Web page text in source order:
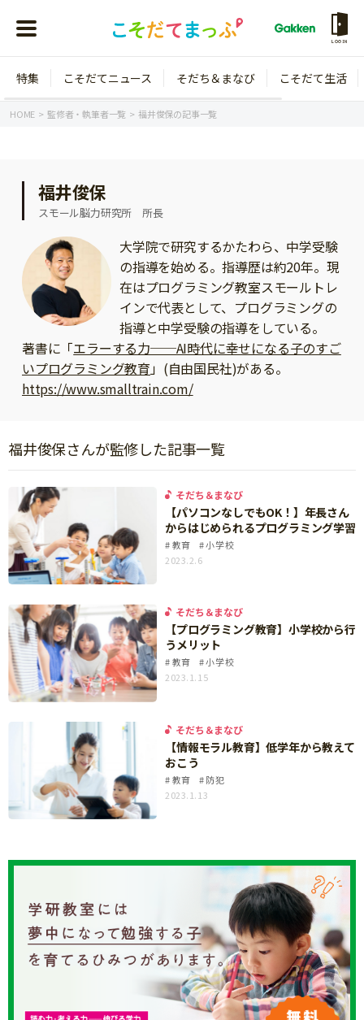
LOGIN
年齢から探す
0歳
1歳
2歳
3歳
年中
年長
小学1年生
小学2年生
小学3年生
小学4年生
小学5年生
特集
こそだてニュース
イベント
ニュース
そだち＆まなび
ワーク・ドリル
小学校
教育・学習
絵本・読み聞かせ
自由研究・工作
本・読書
運動・あそび・ゲーム
英語
知育
こそだて生活
ファッション・美容
行事・イベント
親子でいっしょに
人間関係
おでかけ
家族
料理
マネー
健康
特集 こそだてニュース そだち＆まなび こそだて生活
HOME 監修者・執筆者一覧 福井俊保の記事一覧
福井俊保
スモール脳力研究所 所長
大学院で研究するかたわら、中学受験
の指導を始める。指導歴は約20年。現
在はプログラミング教室スモールトレ
インで代表として、プログラミングの
指導と中学受験の指導をしている。
著書に「エラーする力──AI時代に幸せになる子のすご
いプログラミング教育」(自由国民社)がある。
https://www.smalltrain.com/
福井俊保さんが監修した記事一覧
そだち＆まなび
【パソコンなしでもOK！】年長さん
からはじめられるプログラミング学習
教育
小学校
2023.2.6
そだち＆まなび
【プログラミング教育】小学校から行
うメリット
教育
小学校
2023.1.15
そだち＆まなび
【情報モラル教育】低学年から教えて
おこう
教育
防犯
2023.1.13